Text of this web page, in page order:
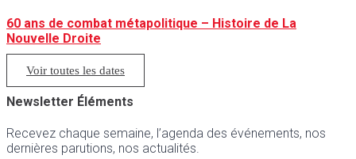
60 ans de combat métapolitique – Histoire de La
Nouvelle Droite
Voir toutes les dates
Newsletter Éléments
Recevez chaque semaine, l’agenda des événements, nos
dernières parutions, nos actualités.